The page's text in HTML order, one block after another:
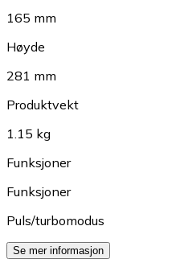
165 mm
Høyde
281 mm
Produktvekt
1.15 kg
Funksjoner
Funksjoner
Puls/turbomodus
Se mer informasjon